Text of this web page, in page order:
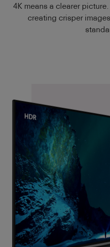
4K means a clearer
creating crisper